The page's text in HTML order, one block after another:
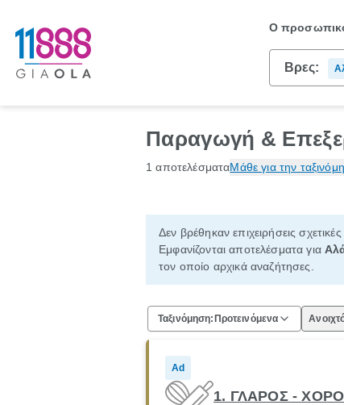
Ο
Βρες:
Παραγωγή &
1 αποτελέσματαΜάθε για την
Δεν βρέθηκαν επιχειρήσεις
Εμφανίζονται αποτελέσματα για
τον οποίο αρχικά αναζήτησες.
Ταξινόμηση: Προτεινόμενα
Ad
1. ΓΛΑΡΟΣ -